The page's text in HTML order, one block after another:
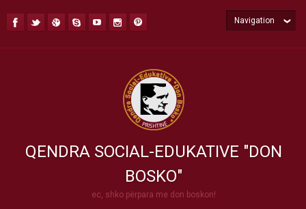
QENDRA SOCIAL-EDUKATIVE "DON
BOSKO"
ec, shko përpara me don boskon!
Navigation